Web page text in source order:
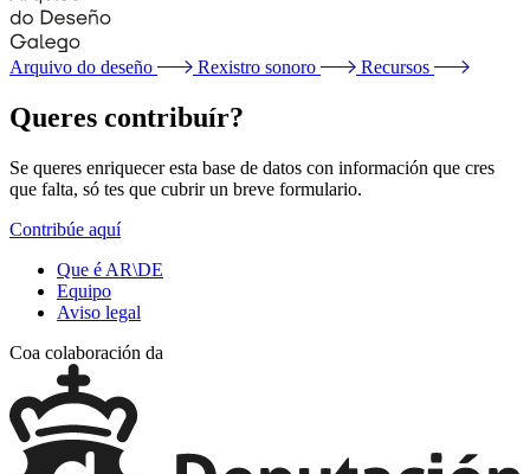
Arquivo do deseño Rexistro sonoro Recursos
Queres contribuír?
Se queres enriquecer esta base de datos con información que cres
que falta, só tes que cubrir un breve formulario.
Contribúe aquí
Que é AR\DE
Equipo
Aviso legal
Coa colaboración da